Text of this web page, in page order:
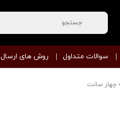
سوالات متداول روش های ارسال
سانت